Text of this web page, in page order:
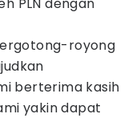
royong
berterima kasih
yakin dapat